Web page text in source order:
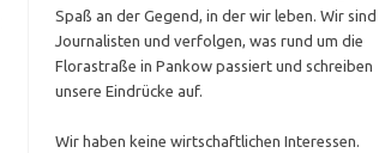
Spaß an der Gegend, in der wir leben. Wir sind
Journalisten und verfolgen, was rund um die
Florastraße in Pankow passiert und schreiben
unsere Eindrücke auf.
Wir haben keine wirtschaftlichen Interessen.